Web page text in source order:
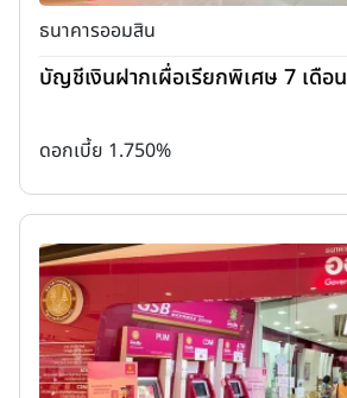
ธนาคารออมสิน
บัญชีเงินฝากเผื่อเรียกพิเศษ 7 เดือน
ดอกเบี้ย 1.750%